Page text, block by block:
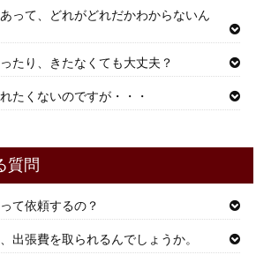
って、どれがどれだかわからないん
たり、きたなくても大丈夫？
たくないのですが・・・
質問
て依頼するの？
出張費を取られるんでしょうか。